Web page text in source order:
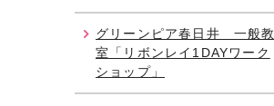
グリーンピア春日井 一般教
室「リボンレイ1DAYワーク
ショップ」